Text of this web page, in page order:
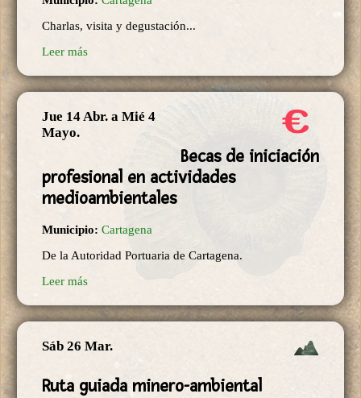
Charlas, visita y degustación...
Leer más
Jue 14 Abr. a Mié 4
Mayo.
Becas de iniciación
profesional en actividades
medioambientales
Municipio: Cartagena
De la Autoridad Portuaria de Cartagena.
Leer más
Sáb 26 Mar.
Ruta guiada minero-ambiental